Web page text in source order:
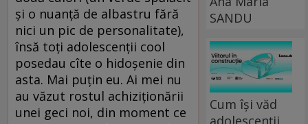
și o nuanță de albastru fără
nici un pic de personalitate),
însă toți adolescenții cool
posedau cîte o hidoșenie din
asta. Mai puțin eu. Ai mei nu
au văzut rostul achiziționării
unei geci noi, din moment ce
SANDU
Cum își văd
adolescenții